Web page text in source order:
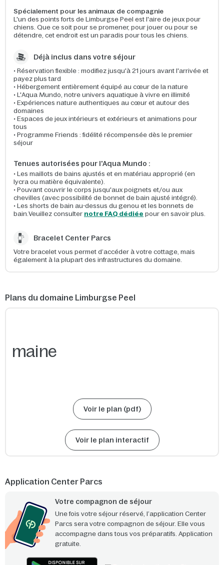
Spécialement pour les animaux de compagnie
L'un des points forts de Limburgse Peel est l'aire de jeux pour
chiens. Que ce soit pour se promener, pour jouer ou pour se
détendre, cet endroit est un paradis pour tous les chiens.
Déjà inclus dans votre séjour
• Réservation flexible : modifiez jusqu'à 21 jours avant l'arrivée et
payez plus tard
• Hébergement entièrement équipé au cœur de la nature
• L'Aqua Mundo, notre univers aquatique à vivre en illimité
• Expériences nature authentiques au cœur et autour des
domaines
• Espaces de jeux intérieurs et extérieurs et animations pour
tous
• Programme Friends : fidélité récompensée dès le premier
séjour
Tenues autorisées pour l'Aqua Mundo :
• Les maillots de bains ajustés et en matériau approprié (en
lycra ou matière équivalente).
• Pouvant couvrir le corps jusqu'aux poignets et/ou aux
chevilles (avec possibilité de bonnet de bain ajusté intégré).
• Les shorts de bain au-dessus du genou et les bonnets de
bain.Veuillez consulter notre FAQ dédiée pour en savoir plus.
Bracelet Center Parcs
Votre bracelet vous permet d’accéder à votre cottage, mais
également à la plupart des infrastructures du domaine.
Plans du domaine Limburgse Peel
Voir le plan (pdf)
Voir le plan interactif
Application Center Parcs
Votre compagnon de séjour
Une fois votre séjour réservé, l’application Center
Parcs sera votre compagnon de séjour. Elle vous
accompagne dans tous vos préparatifs. Application
gratuite.